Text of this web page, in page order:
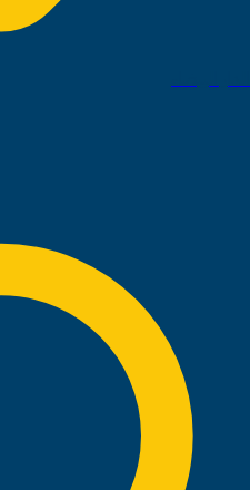
الدار البيضاء